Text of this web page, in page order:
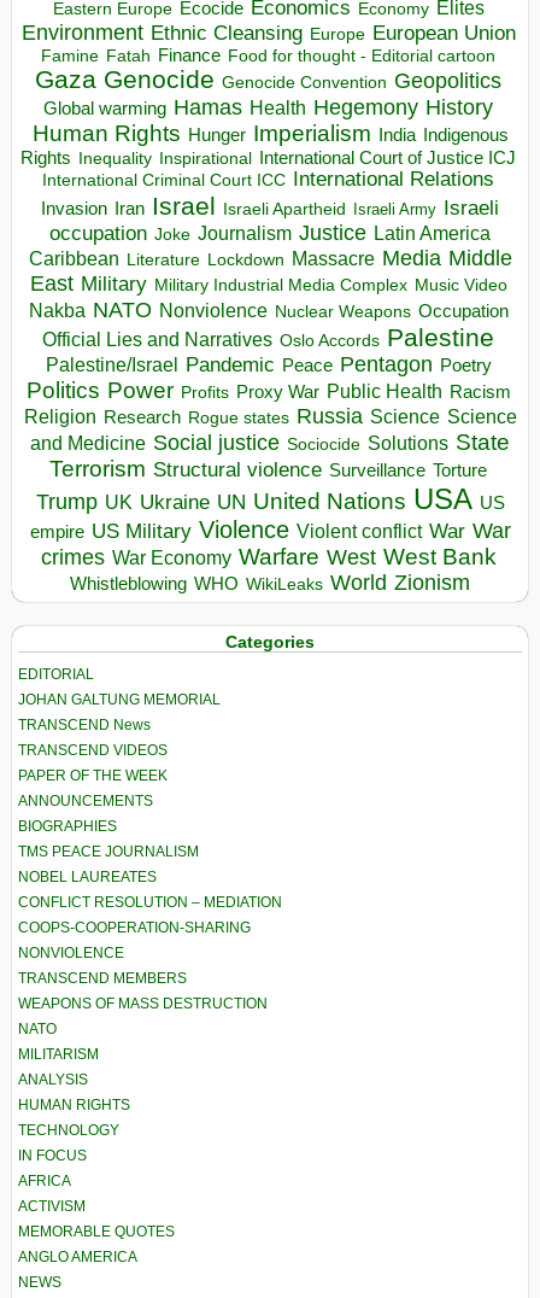
Eastern Europe Ecocide Economics Economy Elites
Environment Ethnic Cleansing Europe European Union
Famine Fatah Finance Food for thought - Editorial cartoon
Gaza Genocide Genocide Convention Geopolitics
Global warming Hamas Health Hegemony History
Human Rights Hunger Imperialism India Indigenous
Rights
Inequality Inspirational
International Court of Justice ICJ
International Criminal Court ICC International Relations
Invasion Iran Israel Israeli Apartheid Israeli Army Israeli
occupation Joke Journalism Justice Latin America
Caribbean
Literature Lockdown Massacre Media Middle
East Military Military Industrial Media Complex Music Video
Nakba NATO Nonviolence Nuclear Weapons Occupation
Official Lies and Narratives Oslo Accords Palestine
Palestine/Israel Pandemic Peace Pentagon Poetry
Politics Power Profits Proxy War Public Health Racism
Religion Research Rogue states Russia Science Science
and Medicine Social justice Sociocide Solutions State
Terrorism Structural violence Surveillance Torture
Trump UK Ukraine UN United Nations USA US
empire US Military Violence Violent conflict War War
crimes War Economy Warfare West West Bank
Whistleblowing WHO WikiLeaks World Zionism
Categories
EDITORIAL
JOHAN GALTUNG MEMORIAL
TRANSCEND News
TRANSCEND VIDEOS
PAPER OF THE WEEK
ANNOUNCEMENTS
BIOGRAPHIES
TMS PEACE JOURNALISM
NOBEL LAUREATES
CONFLICT RESOLUTION – MEDIATION
COOPS-COOPERATION-SHARING
NONVIOLENCE
TRANSCEND MEMBERS
WEAPONS OF MASS DESTRUCTION
NATO
MILITARISM
ANALYSIS
HUMAN RIGHTS
TECHNOLOGY
IN FOCUS
AFRICA
ACTIVISM
MEMORABLE QUOTES
ANGLO AMERICA
NEWS